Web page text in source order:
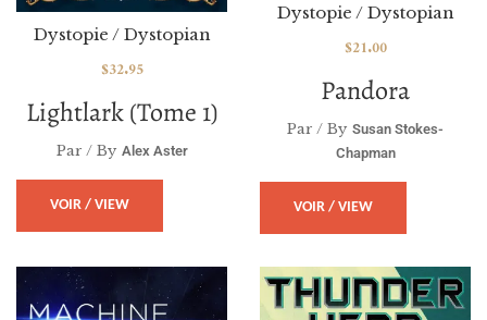
Lightlark (tome 1)
Dystopie / Dystopian
$32.95
Par / By Alex Aster
VOIR / VIEW
Pandora
Dystopie / Dystopian
$21.00
Par / By Susan Stokes-
Chapman
VOIR / VIEW